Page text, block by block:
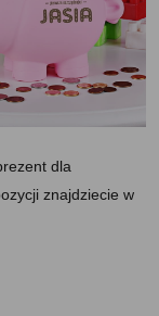
dla
znajdziecie w